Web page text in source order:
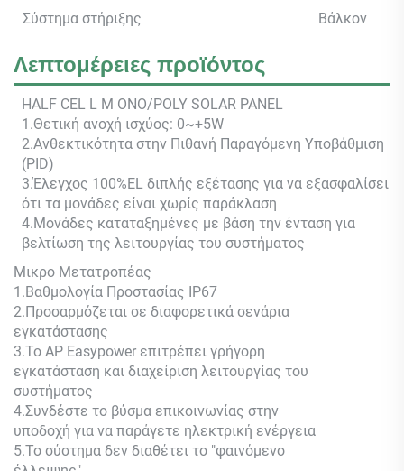
Σύστημα στήριξης
Βάλκον
Λεπτομέρειες προϊόντος
HALF CEL L M ONO/POLY SOLAR PANEL
1.Θετική ανοχή ισχύος: 0~+5W
2.Ανθεκτικότητα στην Πιθανή Παραγόμενη Υποβάθμιση
(PID)
3.Έλεγχος 100%EL διπλής εξέτασης για να εξασφαλίσει
ότι τα μονάδες είναι χωρίς παράκλαση
4.Μονάδες καταταξημένες με βάση την ένταση για
βελτίωση της λειτουργίας του συστήματος
Μικρο Μετατροπέας
1.Βαθμολογία Προστασίας IP67
2.Προσαρμόζεται σε διαφορετικά σενάρια
εγκατάστασης
3.Το AP Easypower επιτρέπει γρήγορη
εγκατάσταση και διαχείριση λειτουργίας του
συστήματος
4.Συνδέστε το βύσμα επικοινωνίας στην
υποδοχή για να παράγετε ηλεκτρική ενέργεια
5.Το σύστημα δεν διαθέτει το "φαινόμενο